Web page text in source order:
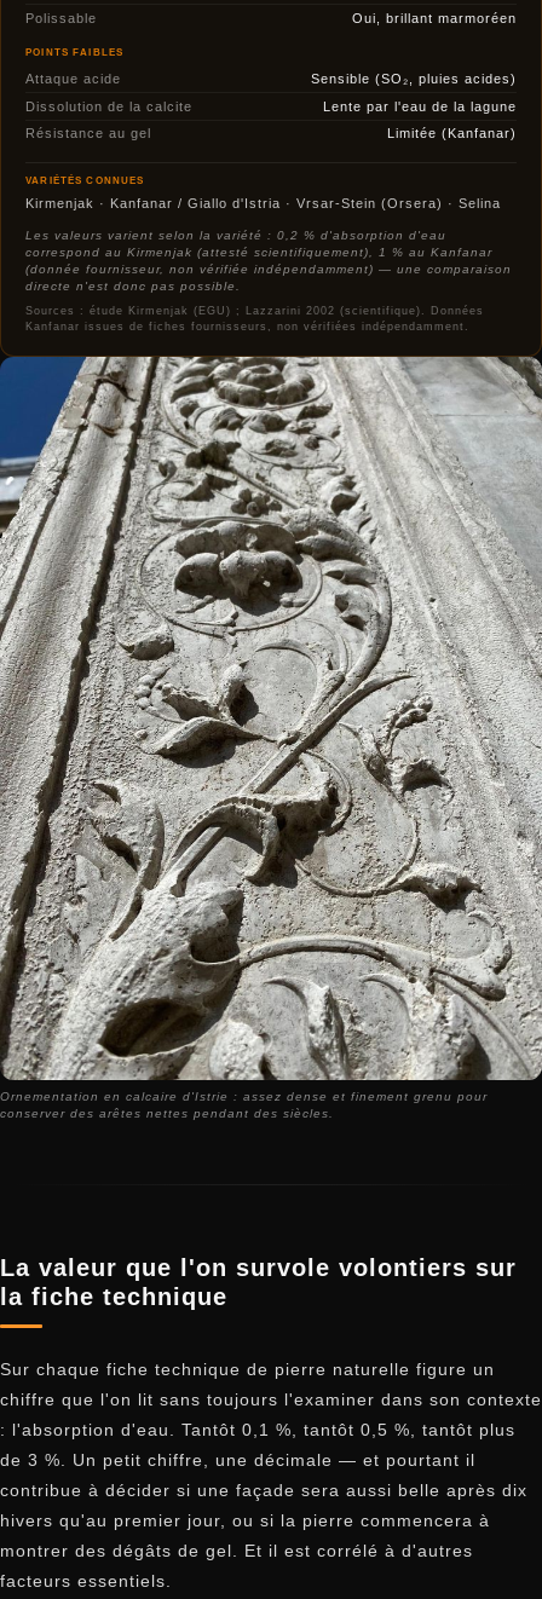
Polissable
Oui, brillant marmoréen
POINTS FAIBLES
Attaque acide
Sensible (SO₂, pluies acides)
Dissolution de la calcite
Lente par l'eau de la lagune
Résistance au gel
Limitée (Kanfanar)
VARIÉTÉS CONNUES
Kirmenjak · Kanfanar / Giallo d'Istria · Vrsar-Stein (Orsera) · Selina
Les valeurs varient selon la variété : 0,2 % d'absorption d'eau
correspond au Kirmenjak (attesté scientifiquement), 1 % au Kanfanar
(donnée fournisseur, non vérifiée indépendamment) — une comparaison
directe n'est donc pas possible.
Sources : étude Kirmenjak (EGU) ; Lazzarini 2002 (scientifique). Données
Kanfanar issues de fiches fournisseurs, non vérifiées indépendamment.
Ornementation en calcaire d'Istrie : assez dense et finement grenu pour
conserver des arêtes nettes pendant des siècles.
La valeur que l'on survole volontiers sur
la fiche technique
Sur chaque fiche technique de pierre naturelle figure un
chiffre que l'on lit sans toujours l'examiner dans son contexte
: l'absorption d'eau. Tantôt 0,1 %, tantôt 0,5 %, tantôt plus
de 3 %. Un petit chiffre, une décimale — et pourtant il
contribue à décider si une façade sera aussi belle après dix
hivers qu'au premier jour, ou si la pierre commencera à
montrer des dégâts de gel. Et il est corrélé à d'autres
facteurs essentiels.